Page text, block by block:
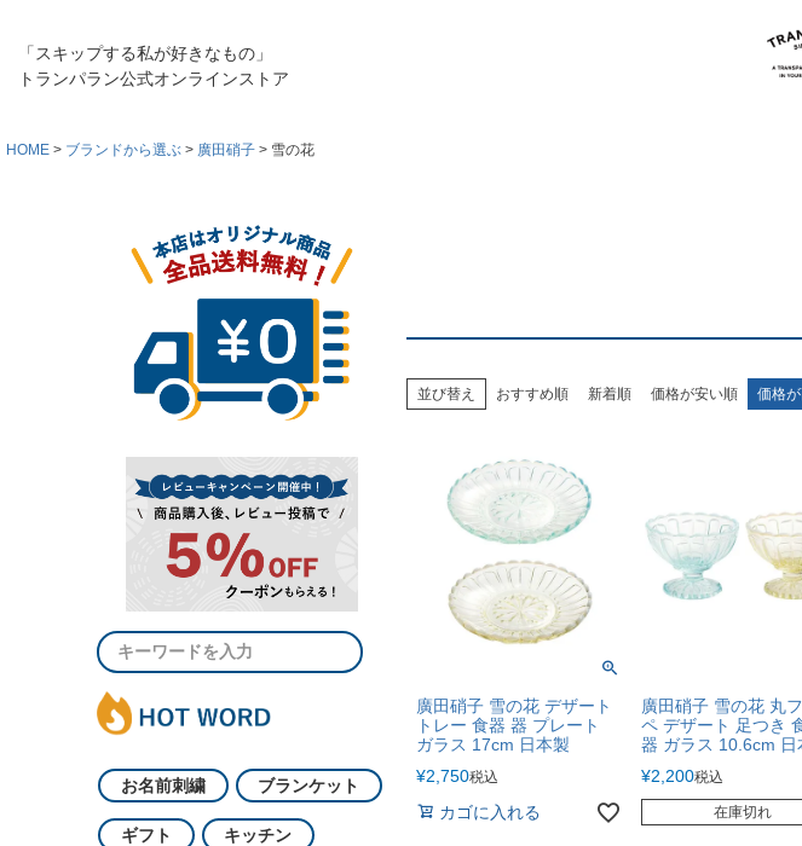
「スキップする私が好きなもの」
トランパラン公式オンラインストア
HOME ブランドから選ぶ 廣田硝子 雪の花
お名前刺繍 ブランケット
ギフト キッチン
並び替え おすすめ順 新着順 価格が安い順 価格
廣田硝子 雪の花 デザート
トレー 食器 器 プレート
ガラス 17cm 日本製
¥2,750税込
カゴに入れる
廣田硝子 雪の花 丸
ペ デザート 足つき
器 ガラス 10.6cm 日
¥2,200税込
在庫切れ